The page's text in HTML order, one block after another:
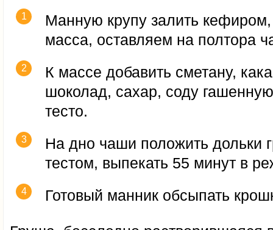
Манную крупу залить
масса, оставляем на полтора
К массе добавить сметану,
шоколад, сахар, соду
тесто.
На дно чаши положить дольки
тестом, выпекать 55 минут в
Готовый манник обсыпать